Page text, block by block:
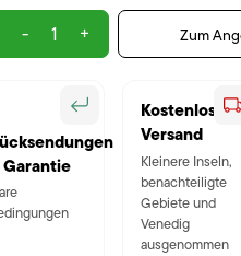
- + Zum
Kostenloser
Versand
Kleinere Inseln,
benachteiligte
Gebiete und
Venedig
ausgenommen